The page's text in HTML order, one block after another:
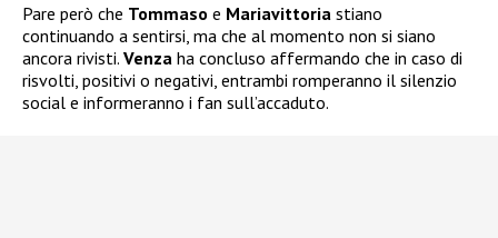
Pare però che Tommaso e Mariavittoria stiano
continuando a sentirsi, ma che al momento non si siano
ancora rivisti. Venza ha concluso affermando che in caso di
risvolti, positivi o negativi, entrambi romperanno il silenzio
social e informeranno i fan sull’accaduto.